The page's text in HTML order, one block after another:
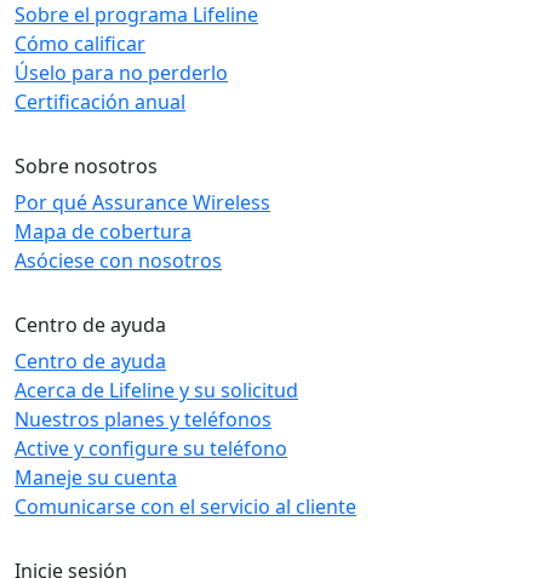
Sobre el programa Lifeline
Cómo calificar
Úselo para no perderlo
Certificación anual
Sobre nosotros
Por qué Assurance Wireless
Mapa de cobertura
Asóciese con nosotros
Centro de ayuda
Centro de ayuda
Acerca de Lifeline y su solicitud
Nuestros planes y teléfonos
Active y configure su teléfono
Maneje su cuenta
Comunicarse con el servicio al cliente
Inicie sesión